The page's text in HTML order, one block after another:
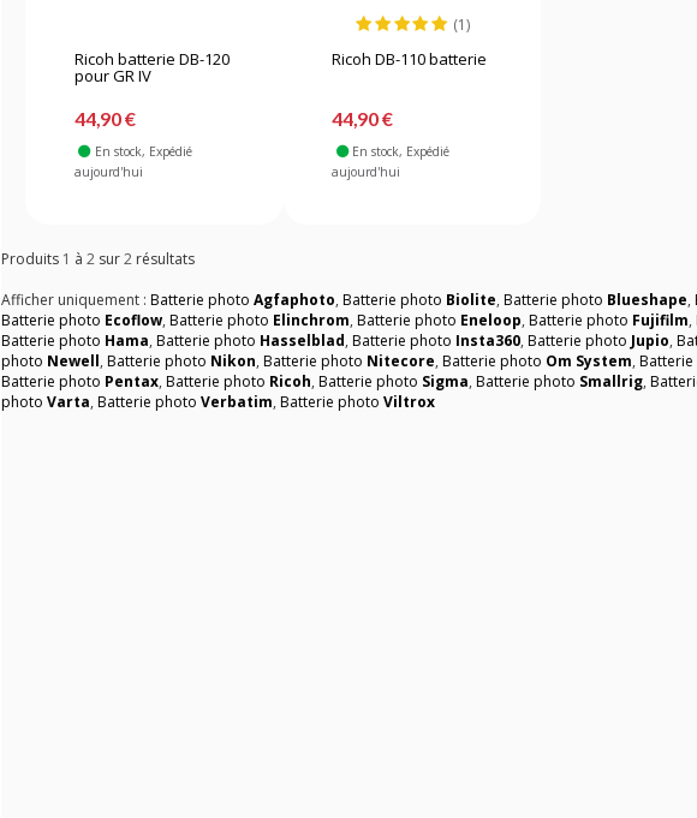
Ricoh batterie DB-120
pour GR IV
44,90 €
En stock, Expédié
aujourd'hui
(1)
Ricoh DB-110 batterie
44,90 €
En stock, Expédié
aujourd'hui
Produits 1 à2 sur2 résultats
Afficher uniquement :Batterie photoAgfaphoto,Batterie photo Biolite,Batterie photo Blueshape,
Batterie photo Ecoflow,Batterie photo Elinchrom,Batterie photo Eneloop,Batterie photo Fujifilm,
Batterie photo Hama,Batterie photo Hasselblad,Batterie photo Insta360,Batterie photo Jupio,
photo Newell,Batterie photo Nikon,Batterie photo Nitecore,Batterie photo Om System,
Batterie photo Pentax,Batterie photo Ricoh,Batterie photo Sigma,Batterie photo Smallrig,
photoVarta,Batterie photoVerbatim,Batterie photoViltrox